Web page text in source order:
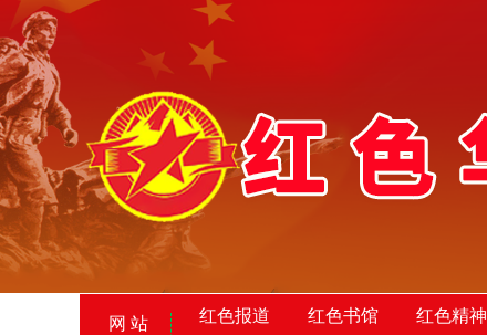
网 站
红色报道 红色书馆 红色精神